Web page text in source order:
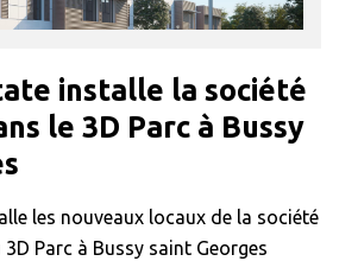
installe la société
le 3D Parc à Bussy
les nouveaux locaux de la société
Parc à Bussy saint Georges